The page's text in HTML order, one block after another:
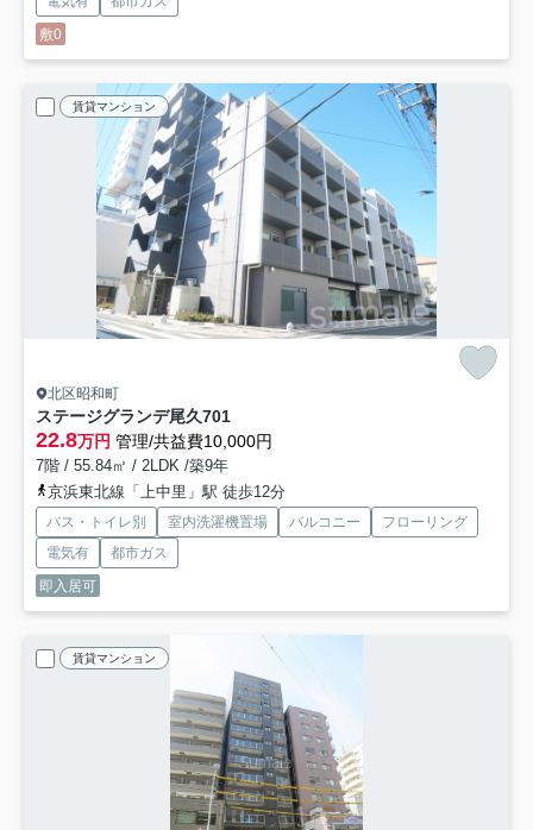
敷0
賃貸マンション
北区昭和町
ステージグランデ尾久701
22.8万円 管理/共益費10,000円
7階 / 55.84㎡ / 2LDK /築9年
京浜東北線「上中里」駅 徒歩12分
バス・トイレ別 室内洗濯機置場 バルコニー
フローリング
電気有
都市ガス
即入居可
賃貸マンション